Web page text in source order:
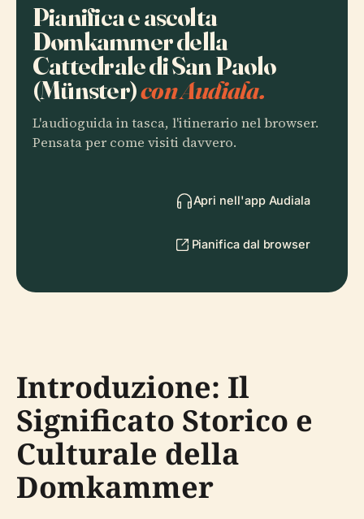
Pianifica e ascolta
Domkammer della
Cattedrale di San Paolo
(Münster)con Audiala.
L'audioguida in tasca, l'itinerario nel browser.
Pensata per come visiti davvero.
Apri nell'app Audiala
Pianifica dal browser
Introduzione: Il
Significato Storico e
Culturale della
Domkammer